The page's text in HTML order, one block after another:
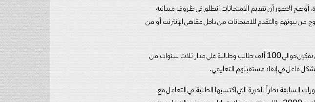
أوضح الخضور أن تقديم الامتحانات انطلق في ظروف ميدانية
من بيوتهم والتقدم للامتحانات من داخل مقاهي الإنترنت أو من
وأضاف المتحدث أن الوزارة نجحت، رغم مرور نحو 1000 يوم على العدوان، في تمكين حوالي 100 ألف طالب وطالبة على مدار ثلاث سنوات من
فاعل في إنقاذ مستقبلهم التعليمي.
السابقة نظراً للخبرة التي اكتسبها الطلبة في التعامل مع